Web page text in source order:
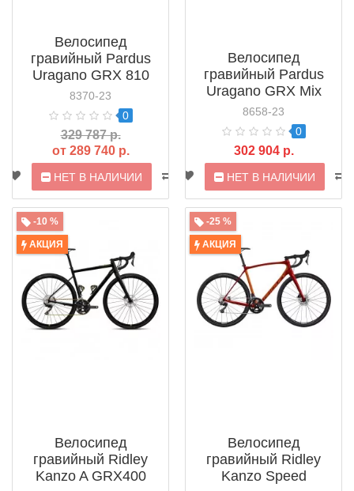
Велосипед
гравийный Pardus
Uragano GRX 810
(2022)
8370-23
0
329 787 р.
от 289 740 р.
НЕТ В НАЛИЧИИ
Велосипед
гравийный Pardus
Uragano GRX Mix
(2022)
8658-23
0
302 904 р.
НЕТ В НАЛИЧИИ
-10 %
АКЦИЯ
Велосипед
гравийный Ridley
Kanzo A GRX400
-25 %
АКЦИЯ
Велосипед
гравийный Ridley
Kanzo Speed